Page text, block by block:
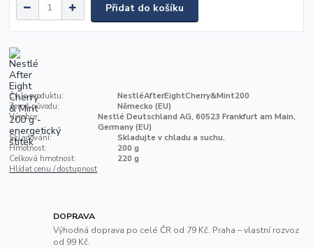
Přidat do košíku
Číslo produktu:
NestléAfterEightCherry&Mint200
Země původu:
Německo (EU)
Výrobce:
Nestlé Deutschland AG, 60523 Frankfurt am Main,
Germany (EU)
Skladování:
Skladujte v chladu a suchu.
Hmotnost:
200 g
Celková hmotnost:
220 g
Hlídat cenu / dostupnost
DOPRAVA
Výhodná doprava po celé ČR od 79 Kč. Praha – vlastní rozvoz
od 99 Kč.